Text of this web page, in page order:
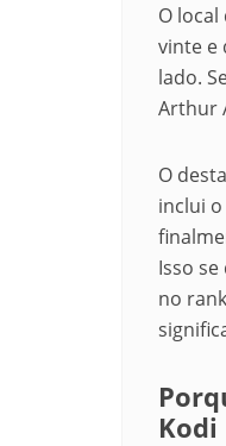
O local
vinte e
lado.
Arthur
O
inclui
Isso
no
Kodi